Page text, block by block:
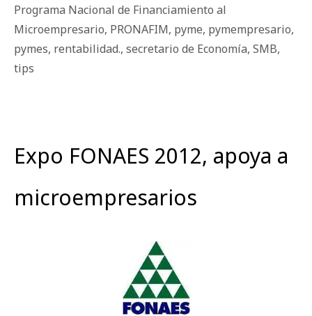
Programa Nacional de Financiamiento al
Microempresario, PRONAFIM, pyme, pymempresario,
pymes, rentabilidad., secretario de Economía, SMB,
tips
Expo FONAES 2012, apoya a
microempresarios